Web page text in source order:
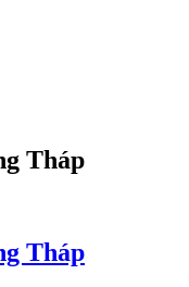
Tháp
Tháp